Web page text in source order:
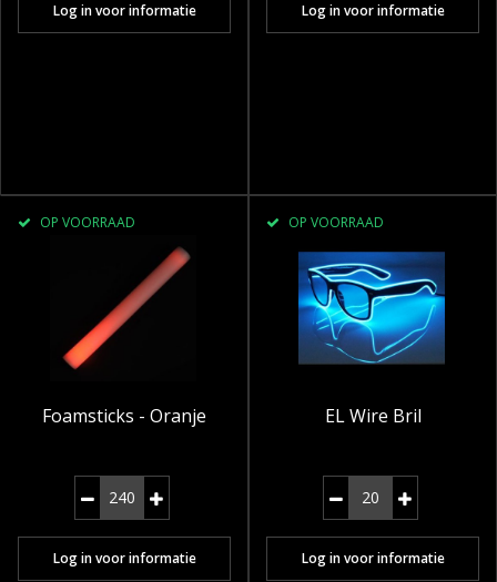
Log in voor informatie Log in voor informatie
OP VOORRAAD
Foamsticks - Oranje
Log in voor informatie
OP VOORRAAD
EL Wire Bril
Log in voor informatie